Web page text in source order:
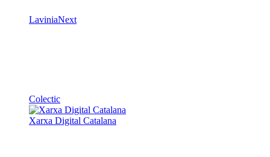
LaviniaNext
Colectic
Xarxa Digital Catalana